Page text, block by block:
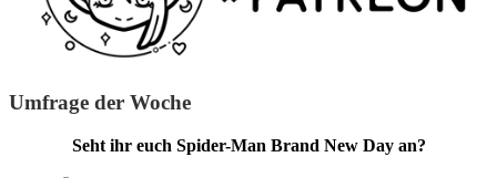
Umfrage der Woche
Seht ihr euch Spider-Man Brand New Day an?